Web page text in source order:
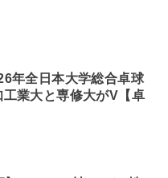
年全日本大学総合卓球
業大と専修大がV【卓